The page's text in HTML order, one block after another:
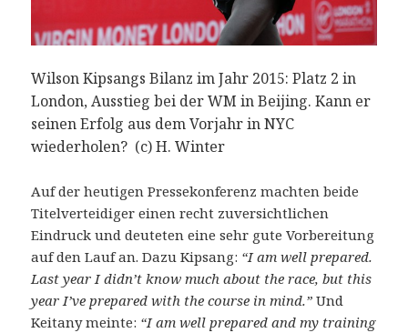
Wilson Kipsangs Bilanz im Jahr 2015: Platz 2 in
London, Ausstieg bei der WM in Beijing. Kann er
seinen Erfolg aus dem Vorjahr in NYC
wiederholen? (c) H. Winter
Auf der heutigen Pressekonferenz machten beide
Titelverteidiger einen recht zuversichtlichen
Eindruck und deuteten eine sehr gute Vorbereitung
auf den Lauf an. Dazu Kipsang: “I am well prepared.
Last year I didn’t know much about the race, but this
year I’ve prepared with the course in mind.” Und
Keitany meinte: “I am well prepared and my training